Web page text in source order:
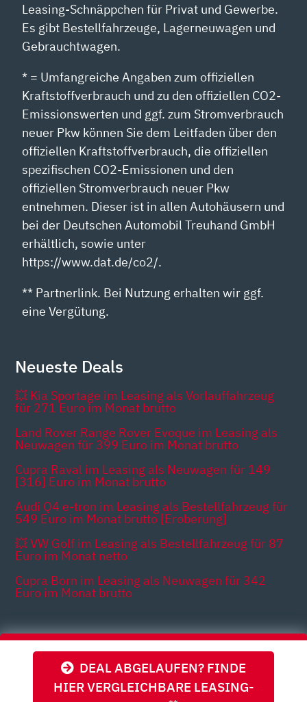
DEAL ABGELAUFEN? FINDE
HIER VERGLEICHBARE LEASING-
Leasing-Schnäppchen für Privat und Gewerbe.
Es gibt Bestellfahrzeuge, Lagerneuwagen und
Gebrauchtwagen.
* = Umfangreiche Angaben zum offiziellen
Kraftstoffverbrauch und zu den offiziellen CO2-
Emissionswerten und ggf. zum Stromverbrauch
neuer Pkw können Sie dem Leitfaden über den
offiziellen Kraftstoffverbrauch, die offiziellen
spezifischen CO2-Emissionen und den
offiziellen Stromverbrauch neuer Pkw
entnehmen. Dieser ist in allen Autohäusern und
bei der Deutschen Automobil Treuhand GmbH
erhältlich, sowie unter
https://www.dat.de/co2/.
** Partnerlink. Bei Nutzung erhalten wir ggf.
eine Vergütung.
Neueste Deals
💥 Kia Sportage im Leasing als Vorlauffahrzeug
für 271 Euro im Monat brutto
Land Rover Range Rover Evoque im Leasing als
Neuwagen für 399 Euro im Monat brutto
Cupra Raval im Leasing als Neuwagen für 149
[316] Euro im Monat brutto
Audi Q4 e-tron im Leasing als Bestellfahrzeug für
549 Euro im Monat brutto [Eroberung]
💥 VW Golf im Leasing als Bestellfahrzeug für 87
Euro im Monat netto
Cupra Born im Leasing als Neuwagen für 342
Euro im Monat brutto